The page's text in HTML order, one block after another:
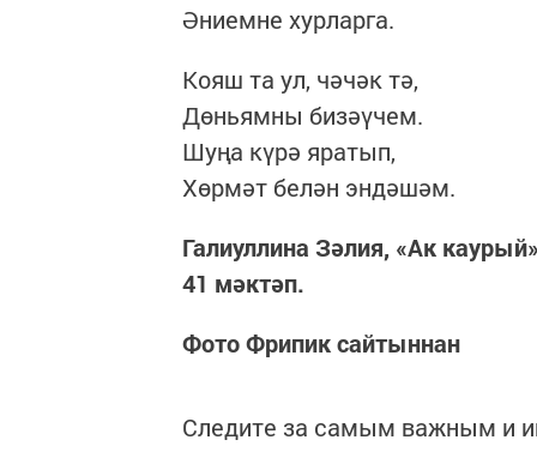
Әниемне хурларга.
Кояш та ул, чәчәк тә,
Дөньямны бизәүчем.
Шуңа күрә яратып,
Хөрмәт белән эндәшәм.
Галиуллина Зәлия, «Ак
41 мәктәп.
Фото Фрипик сайтыннан
Следите за самым важным и